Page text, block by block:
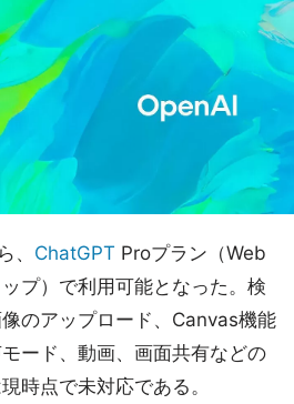
、 ChatGPT Proプラン（Web
プ）で利用可能となった。検
のアップロード、Canvas機能
ード、動画、画面共有などの
時点で未対応である。